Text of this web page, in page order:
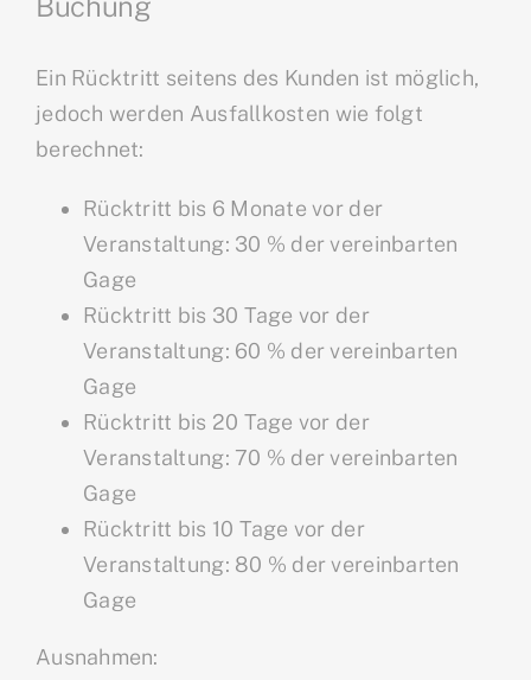
Ein Rücktritt seitens des Kunden ist möglich,
jedoch werden Ausfallkosten wie folgt
berechnet:
Rücktritt bis 6 Monate vor der
Veranstaltung: 30 % der vereinbarten
Gage
Rücktritt bis 30 Tage vor der
Veranstaltung: 60 % der vereinbarten
Gage
Rücktritt bis 20 Tage vor der
Veranstaltung: 70 % der vereinbarten
Gage
Rücktritt bis 10 Tage vor der
Veranstaltung: 80 % der vereinbarten
Gage
Ausnahmen: